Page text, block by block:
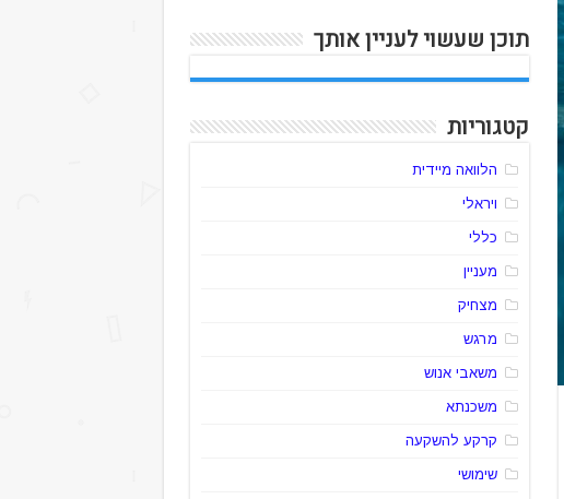
תוכן שעשוי לעניין אותך
קטגוריות
הלוואה מיידית
ויראלי
כללי
מעניין
מצחיק
מרגש
משאבי אנוש
משכנתא
קרקע להשקעה
שימושי